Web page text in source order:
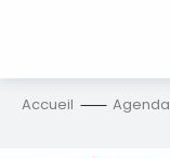
Accueil Agenda